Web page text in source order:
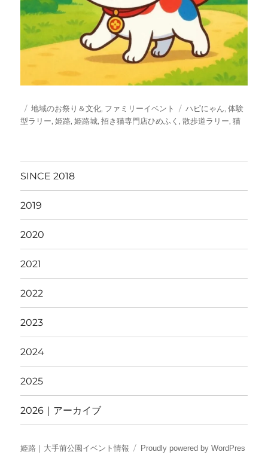
投
稿
カ
テ
地域のお祭り＆文化, ファミリーイベント
タ
グ
ハピにゃん,体験
型ラリー,姫路,姫路城,招き猫専門店ひめふく ,散歩道ラリー,猫
SINCE 2018
2019
2020
2021
2022
2023
2024
2025
2026｜アーカイブ
姫路｜大手前公園イベント情報 Proudly powered by WordPres